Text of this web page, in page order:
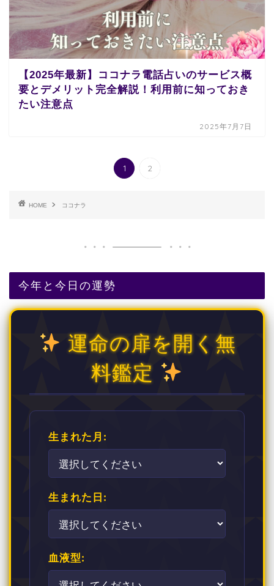
【2025年最新】ココナラ電話占いのサービス概
要とデメリット完全解説！利用前に知っておき
たい注意点
2025年7月7日
1 2
HOME ココナラ
今年と今日の運勢
運命の扉を開く無
料鑑定
生まれた月:
生まれた日:
血液型: